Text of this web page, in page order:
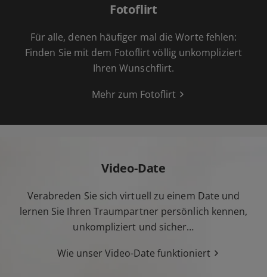
Fotoflirt
Für alle, denen häufiger mal die Worte fehlen:
Finden Sie mit dem Fotoflirt völlig unkompliziert
Ihren Wunschflirt.
Mehr zum Fotoflirt
Video-Date
Verabreden Sie sich virtuell zu einem Date und
lernen Sie Ihren Traumpartner persönlich kennen,
unkompliziert und sicher…
Wie unser Video-Date funktioniert